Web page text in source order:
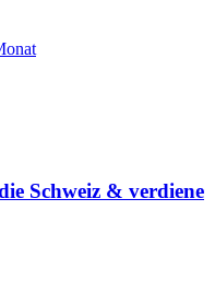
Schweiz & verdiene